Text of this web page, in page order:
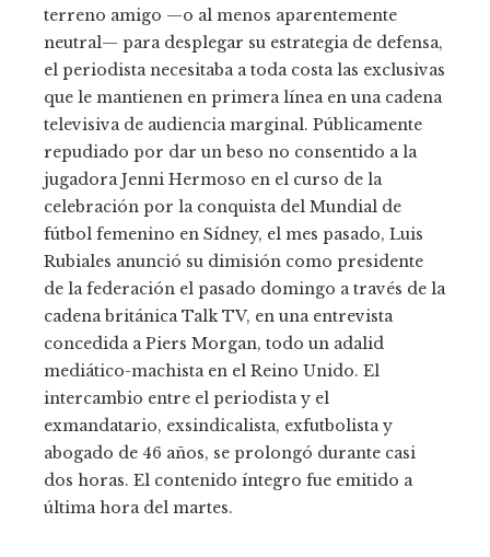
terreno amigo —o al menos aparentemente
neutral— para desplegar su estrategia de defensa,
el periodista necesitaba a toda costa las exclusivas
que le mantienen en primera línea en una cadena
televisiva de audiencia marginal. Públicamente
repudiado por dar un beso no consentido a la
jugadora Jenni Hermoso en el curso de la
celebración por la conquista del Mundial de
fútbol femenino en Sídney, el mes pasado, Luis
Rubiales anunció su dimisión como presidente
de la federación el pasado domingo a través de la
cadena británica Talk TV, en una entrevista
concedida a Piers Morgan, todo un adalid
mediático-machista en el Reino Unido. El
intercambio entre el periodista y el
exmandatario, exsindicalista, exfutbolista y
abogado de 46 años, se prolongó durante casi
dos horas. El contenido íntegro fue emitido a
última hora del martes.